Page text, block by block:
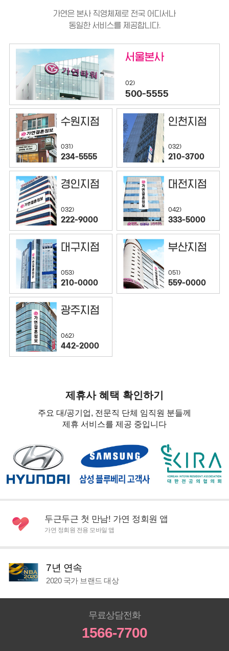
가연은 본사 직영체제로 전국 어디서나
동일한 서비스를 제공합니다.
서울본사
02)
500-5555
수원지점
031)
234-5555
인천지점
032)
210-3700
경인지점
032)
222-9000
대전지점
042)
333-5000
대구지점
053)
210-0000
부산지점
051)
559-0000
광주지점
062)
442-2000
제휴사 혜택 확인하기
주요 대/공기업, 전문직 단체 임직원 분들께
제휴 서비스를 제공 중입니다
두근두근 첫 만남! 가연 정회원 앱
가연 정회원 전용 모바일 앱
7년 연속
2020 국가 브랜드 대상
무료상담전화
1566-7700